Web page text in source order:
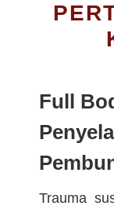
Full
Trauma